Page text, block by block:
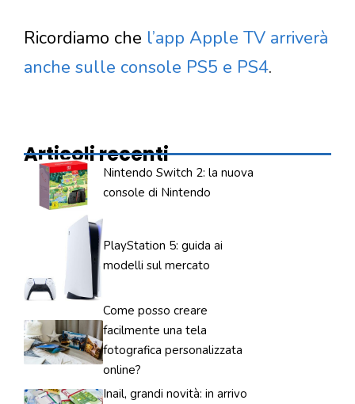
Ricordiamo che l’app Apple TV arriverà
anche sulle console PS5 e PS4.
Articoli recenti
Nintendo Switch 2: la nuova
console di Nintendo
PlayStation 5: guida ai
modelli sul mercato
Come posso creare
facilmente una tela
fotografica personalizzata
online?
Inail, grandi novità: in arrivo